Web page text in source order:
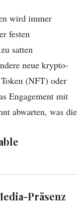
wird immer
festen
satten
neue krypto-
(NFT) oder
Engagement mit
abwarten, was die
Präsenz